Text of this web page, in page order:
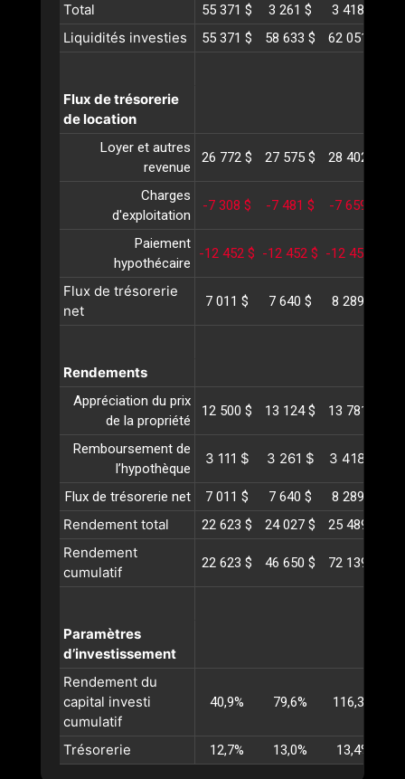
Total 55 371 $ 3 261 $ 3 418 $
Liquidités investies 55 371 $ 58 633 $ 62 051 $
Flux de trésorerie
de location
Loyer et autres
revenue
26 772 $ 27 575 $ 28 402 $
Charges
d'exploitation
-7 308 $ -7 481 $ -7 659 $
Paiement
hypothécaire
-12 452 $ -12 452 $ -12 452 $
Flux de trésorerie
net
7 011 $ 7 640 $ 8 289 $
Rendements
Appréciation du prix
de la propriété
12 500 $ 13 124 $ 13 781 $
Remboursement de
l’hypothèque
3 111 $ 3 261 $ 3 418 $
Flux de trésorerie net 7 011 $ 7 640 $ 8 289 $
Rendement total 22 623 $ 24 027 $ 25 489 $
Rendement
cumulatif
22 623 $ 46 650 $ 72 139 $
Paramètres
d’investissement
Rendement du
capital investi
cumulatif
40,9% 79,6% 116,3%
Trésorerie 12,7% 13,0% 13,4%